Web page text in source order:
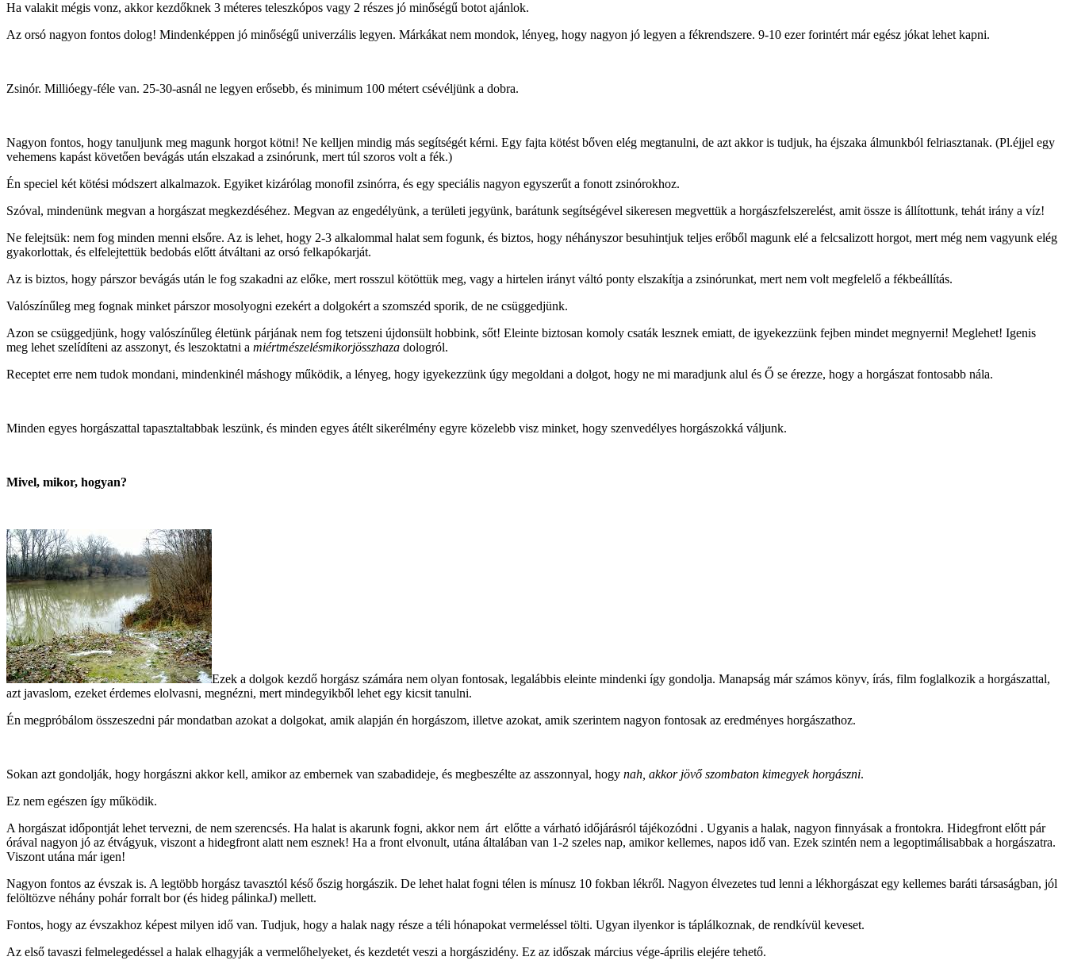
Ha valakit mégis vonz, akkor kezdőknek 3 méteres teleszkópos vagy 2 részes jó minőségű botot ajánlok.
Az orsó nagyon fontos dolog! Mindenképpen jó minőségű univerzális legyen. Márkákat nem mondok, lényeg, hogy nagyon jó legyen a fékrendszere. 9-10 ezer forintért már egész jókat lehet kapni.
Zsinór. Millióegy-féle van. 25-30-asnál ne legyen erősebb, és minimum 100 métert csévéljünk a dobra.
Nagyon fontos, hogy tanuljunk meg magunk horgot kötni! Ne kelljen mindig más segítségét kérni. Egy fajta kötést bőven elég megtanulni, de azt akkor is tudjuk, ha éjszaka álmunkból felriasztanak. (Pl.éjjel egy
vehemens kapást követően bevágás után elszakad a zsinórunk, mert túl szoros volt a fék.)
Én speciel két kötési módszert alkalmazok. Egyiket kizárólag monofil zsinórra, és egy speciális nagyon egyszerűt a fonott zsinórokhoz.
Szóval, mindenünk megvan a horgászat megkezdéséhez. Megvan az engedélyünk, a területi jegyünk, barátunk segítségével sikeresen megvettük a horgászfelszerelést, amit össze is állítottunk, tehát irány a víz!
Ne felejtsük: nem fog minden menni elsőre. Az is lehet, hogy 2-3 alkalommal halat sem fogunk, és biztos, hogy néhányszor besuhintjuk teljes erőből magunk elé a felcsalizott horgot, mert még nem vagyunk elég
gyakorlottak, és elfelejtettük bedobás előtt átváltani az orsó felkapókarját.
Az is biztos, hogy párszor bevágás után le fog szakadni az előke, mert rosszul kötöttük meg, vagy a hirtelen irányt váltó ponty elszakítja a zsinórunkat, mert nem volt megfelelő a fékbeállítás.
Valószínűleg meg fognak minket párszor mosolyogni ezekért a dolgokért a szomszéd sporik, de ne csüggedjünk.
Azon se csüggedjünk, hogy valószínűleg életünk párjának nem fog tetszeni újdonsült hobbink, sőt! Eleinte biztosan komoly csaták lesznek emiatt, de igyekezzünk fejben mindet megnyerni! Meglehet! Igenis
meg lehet szelídíteni az asszonyt, és leszoktatni a miértmészelésmikorjösszhaza dologról.
Receptet erre nem tudok mondani, mindenkinél máshogy működik, a lényeg, hogy igyekezzünk úgy megoldani a dolgot, hogy ne mi maradjunk alul és Ő se érezze, hogy a horgászat fontosabb nála.
Minden egyes horgászattal tapasztaltabbak leszünk, és minden egyes átélt sikerélmény egyre közelebb visz minket, hogy szenvedélyes horgászokká váljunk.
Mivel, mikor, hogyan?
Ezek a dolgok kezdő horgász számára nem olyan fontosak, legalábbis eleinte mindenki így gondolja. Manapság már számos könyv, írás, film foglalkozik a horgászattal,
azt javaslom, ezeket érdemes elolvasni, megnézni, mert mindegyikből lehet egy kicsit tanulni.
Én megpróbálom összeszedni pár mondatban azokat a dolgokat, amik alapján én horgászom, illetve azokat, amik szerintem nagyon fontosak az eredményes horgászathoz.
Sokan azt gondolják, hogy horgászni akkor kell, amikor az embernek van szabadideje, és megbeszélte az asszonnyal, hogy nah, akkor jövő szombaton kimegyek horgászni.
Ez nem egészen így működik.
A horgászat időpontját lehet tervezni, de nem szerencsés. Ha halat is akarunk fogni, akkor nem árt előtte a várható időjárásról tájékozódni . Ugyanis a halak, nagyon finnyásak a frontokra. Hidegfront előtt pár
órával nagyon jó az étvágyuk, viszont a hidegfront alatt nem esznek! Ha a front elvonult, utána általában van 1-2 szeles nap, amikor kellemes, napos idő van. Ezek szintén nem a legoptimálisabbak a horgászatra.
Viszont utána már igen!
Nagyon fontos az évszak is. A legtöbb horgász tavasztól késő őszig horgászik. De lehet halat fogni télen is mínusz 10 fokban lékről. Nagyon élvezetes tud lenni a lékhorgászat egy kellemes baráti társaságban, jól
felöltözve néhány pohár forralt bor (és hideg pálinkaJ) mellett.
Fontos, hogy az évszakhoz képest milyen idő van. Tudjuk, hogy a halak nagy része a téli hónapokat vermeléssel tölti. Ugyan ilyenkor is táplálkoznak, de rendkívül keveset.
Az első tavaszi felmelegedéssel a halak elhagyják a vermelőhelyeket, és kezdetét veszi a horgászidény. Ez az időszak március vége-április elejére tehető.